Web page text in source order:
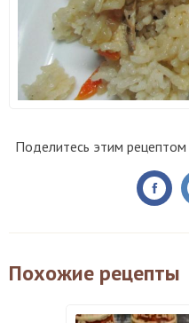
Поделитесь этим рецептом
Похожие рецепты